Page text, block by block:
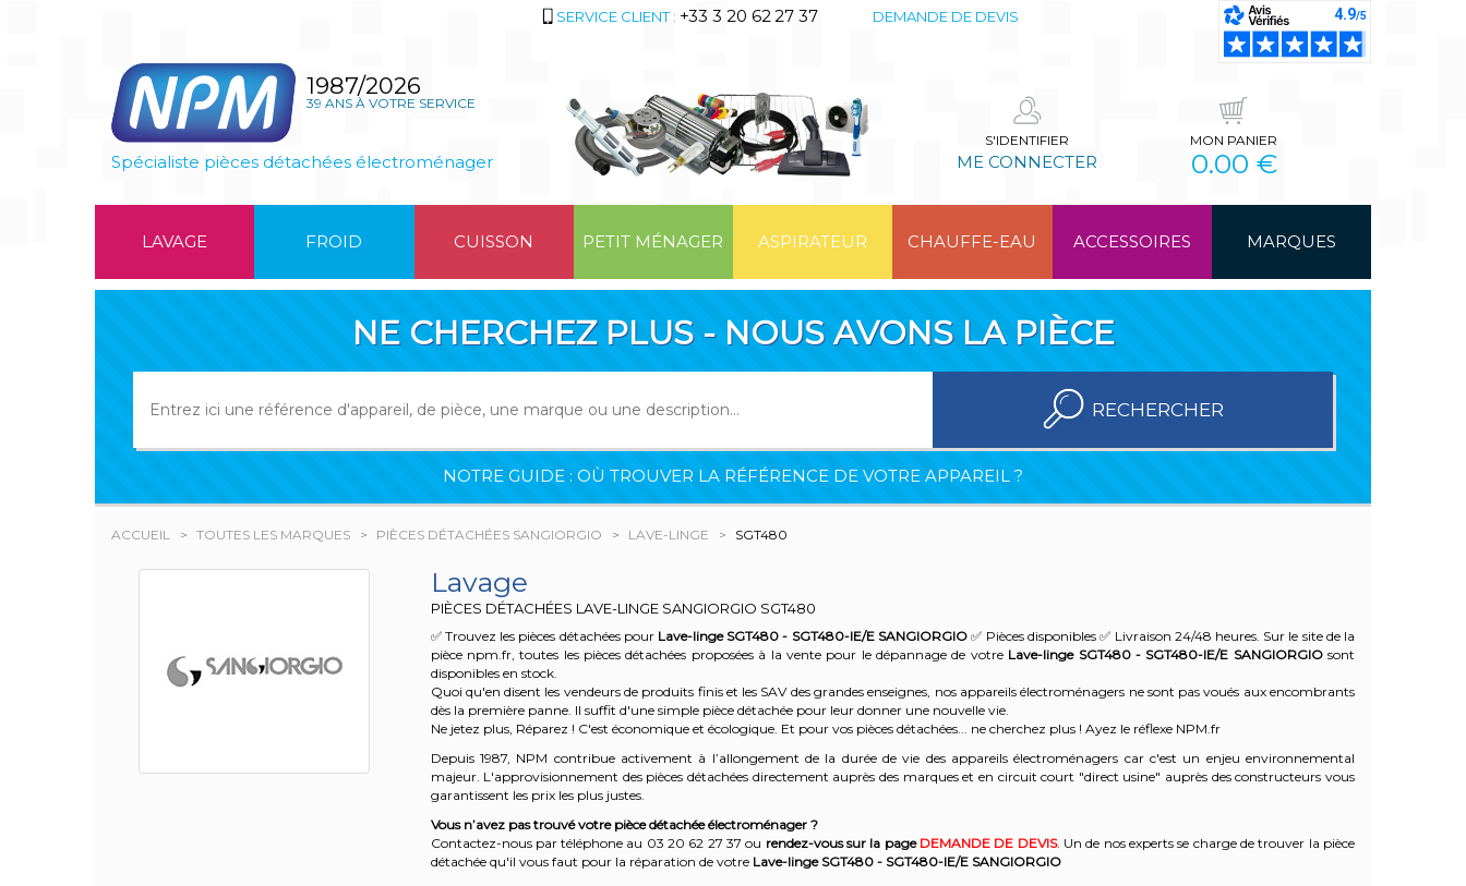
SERVICE CLIENT : +33 3 20 62 27 37 DEMANDE DE DEVIS
1987/2026
39 ANS À VOTRE SERVICE
Spécialiste pièces détachées électroménager
S'IDENTIFIER
ME CONNECTER
MON PANIER
0.00 €
LAVAGE FROID CUISSON PETIT MÉNAGER ASPIRATEUR CHAUFFE-EAU ACCESSOIRES MARQUES
NE CHERCHEZ PLUS - NOUS AVONS LA PIÈCE
RECHERCHER
NOTRE GUIDE : OÙ TROUVER LA RÉFÉRENCE DE VOTRE APPAREIL ?
ACCUEIL TOUTES LES MARQUES PIÈCES DÉTACHÉES SANGIORGIO LAVE-LINGE SGT480
Lavage
PIÈCES DÉTACHÉES LAVE-LINGE SANGIORGIO SGT480
✅ Trouvez les pièces détachées pour Lave-linge SGT480 - SGT480-IE/E SANGIORGIO✅ Pièces disponibles ✅ Livraison 24/48 heures. Sur le site de la
pièce npm.fr, toutes les pièces détachées proposées à la vente pour le dépannage de votre Lave-linge SGT480 - SGT480-IE/E SANGIORGIOsont
disponibles en stock.
Quoi qu'en disent les vendeurs de produits finis et les SAV des grandes enseignes, nos appareils électroménagers ne sont pas voués aux encombrants
dès la première panne. Il suffit d'une simple pièce détachée pour leur donner une nouvelle vie.
Ne jetez plus, Réparez ! C'est économique et écologique. Et pour vos pièces détachées... ne cherchez plus ! Ayez le réflexe NPM.fr
Depuis 1987, NPM contribue activement à l’allongement de la durée de vie des appareils électroménagers car c'est un enjeu environnemental
majeur. L'approvisionnement des pièces détachées directement auprès des marques et en circuit court "direct usine" auprès des constructeurs vous
garantissent les prix les plus justes.
Vous n’avez pas trouvé votre pièce détachée électroménager ?
Contactez-nous par téléphone au 03 20 62 27 37 ou rendez-vous sur la page DEMANDE DE DEVIS. Un de nos experts se charge de trouver la pièce
détachée qu'il vous faut pour la réparation de votre Lave-linge SGT480 - SGT480-IE/E SANGIORGIO